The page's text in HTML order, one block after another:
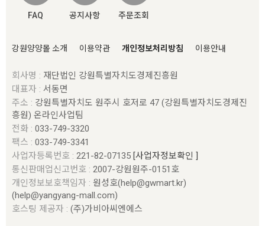
FAQ 공지사항 주문조회
강원양양몰 소개 이용약관 개인정보처리방침 이용안내
회사명 : 재단법인 강원특별자치도경제진흥원
대표자 : 서동면
주소 : 강원특별자치도 원주시 호저로 47 (강원특별자치도경제진
흥원) 온라인사업팀
전화 : 033-749-3320
팩스 : 033-749-3341
사업자등록번호 : 221-82-07135 [사업자정보확인 ]
통신판매업신고번호 : 2007-강원원주-0151호
개인정보보호책임자 : 원성호(help@gwmart.kr)
(help@yangyang-mall.com)
호스팅 제공자 : (주)가비아씨엔에스